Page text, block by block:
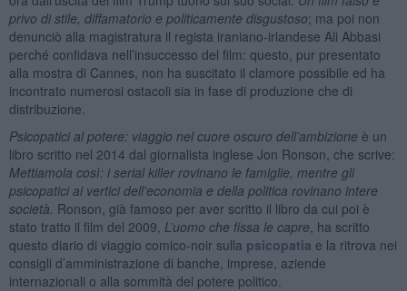
privo di stile, diffamatorio e politicamente disgustoso; ma poi non
denunciò alla magistratura il regista iraniano-irlandese Ali Abbasi
perché confidava nell’insuccesso del film: questo, pur presentato
alla mostra di Cannes, non ha suscitato il clamore possibile ed ha
incontrato numerosi ostacoli sia in fase di produzione che di
distribuzione.
Psicopatici al potere: viaggio nel cuore oscuro dell’ambizione è un
libro scritto nel 2014 dal giornalista inglese Jon Ronson, che scrive:
Mettiamola così: i serial killer rovinano le famiglie, mentre gli
psicopatici ai vertici dell’economia e della politica rovinano intere
società. Ronson, già famoso per aver scritto il libro da cui poi è
stato tratto il film del 2009, L’uomo che fissa le capre , ha scritto
questo diario di viaggio comico-noir sulla psicopatia e la ritrova nei
consigli d’amministrazione di banche, imprese, aziende
internazionali o alla sommità del potere politico.